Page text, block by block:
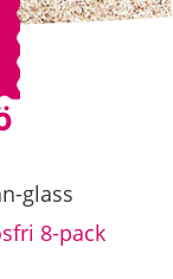
glass
8-pack